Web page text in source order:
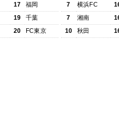
17
福岡
19
千葉
20 FC東京
7
横浜FC
7
湘南
10
秋田